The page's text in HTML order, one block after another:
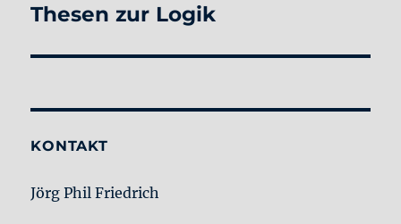
Nächster
Thesen zur Logik
KONTAKT
Jörg Phil Friedrich